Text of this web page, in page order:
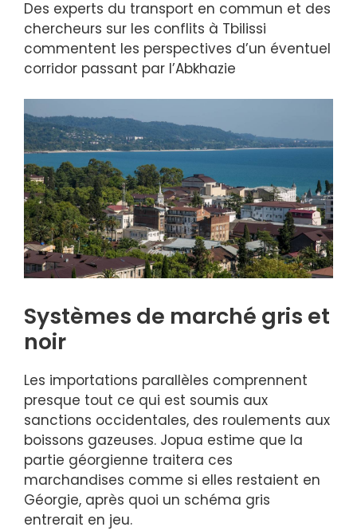
Des experts du transport en commun et des
chercheurs sur les conflits à Tbilissi
commentent les perspectives d’un éventuel
corridor passant par l’Abkhazie
Systèmes de marché gris et
noir
Les importations parallèles comprennent
presque tout ce qui est soumis aux
sanctions occidentales, des roulements aux
boissons gazeuses. Jopua estime que la
partie géorgienne traitera ces
marchandises comme si elles restaient en
Géorgie, après quoi un schéma gris
entrerait en jeu.